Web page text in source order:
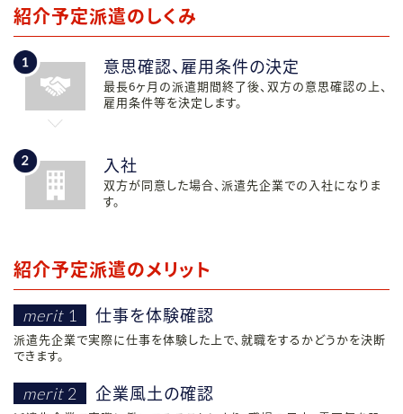
紹介予定派遣のしくみ
意思確認、雇用条件の決定
最長6ヶ月の派遣期間終了後、双方の意思確認の上、
雇用条件等を決定します。
入社
双方が同意した場合、派遣先企業での入社になりま
す。
紹介予定派遣のメリット
merit 1 仕事を体験確認
派遣先企業で実際に仕事を体験した上で、就職をするかどうかを決断
できます。
merit 2 企業風土の確認